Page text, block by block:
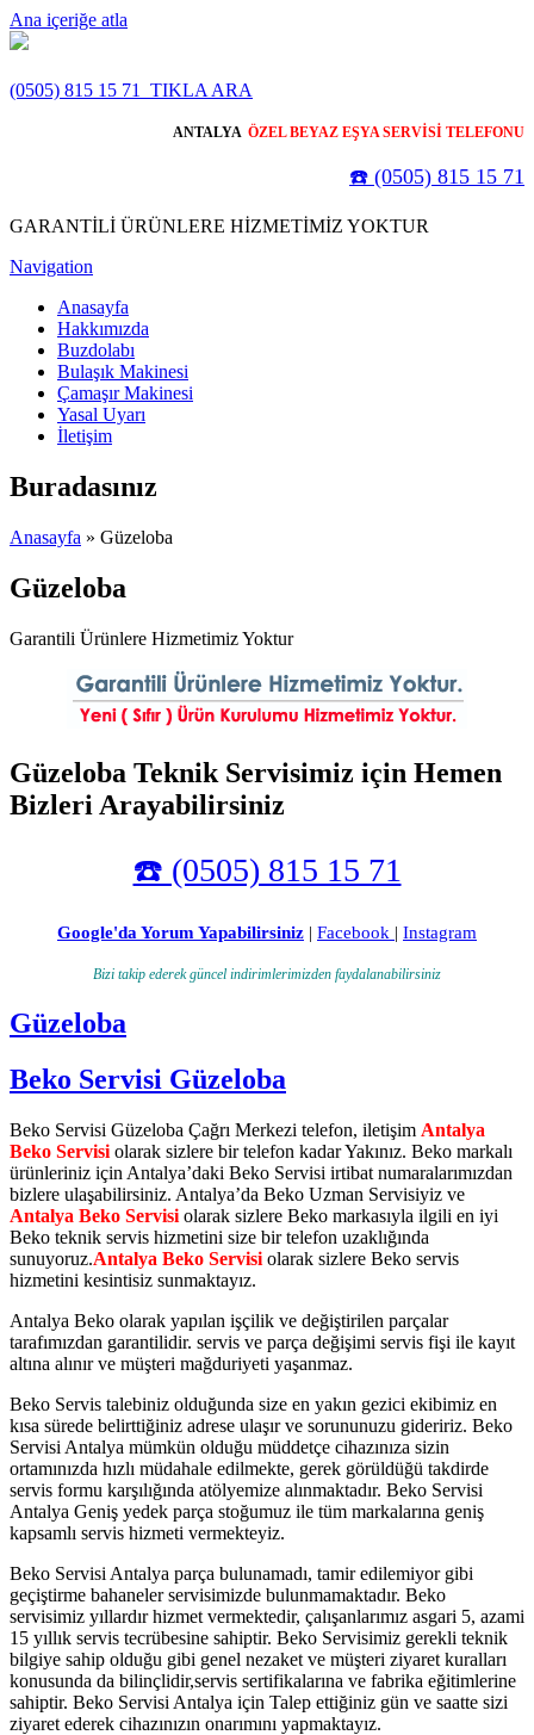
Ana içeriğe atla
(0505) 815 15 71 TIKLA ARA
ANTALYA ÖZEL BEYAZ EŞYA SERVİSİ TELEFONU
☎️ (0505) 815 15 71
GARANTİLİ ÜRÜNLERE HİZMETİMİZ YOKTUR
Navigation
Anasayfa
Hakkımızda
Buzdolabı
Bulaşık Makinesi
Çamaşır Makinesi
Yasal Uyarı
İletişim
Buradasınız
Anasayfa » Güzeloba
Güzeloba
Garantili Ürünlere Hizmetimiz Yoktur
Güzeloba Teknik Servisimiz için Hemen
Bizleri Arayabilirsiniz
☎️ (0505) 815 15 71
Google'da Yorum Yapabilirsiniz | Facebook | Instagram
Bizi takip ederek güncel indirimlerimizden faydalanabilirsiniz
Güzeloba
Beko Servisi Güzeloba
Beko Servisi Güzeloba Çağrı Merkezi telefon, iletişim Antalya
Beko Servisi olarak sizlere bir telefon kadar Yakınız. Beko markalı
ürünleriniz için Antalya’daki Beko Servisi irtibat numaralarımızdan
bizlere ulaşabilirsiniz. Antalya’da Beko Uzman Servisiyiz ve
Antalya Beko Servisi olarak sizlere Beko markasıyla ilgili en iyi
Beko teknik servis hizmetini size bir telefon uzaklığında
sunuyoruz.Antalya Beko Servisi olarak sizlere Beko servis
hizmetini kesintisiz sunmaktayız.
Antalya Beko olarak yapılan işçilik ve değiştirilen parçalar
tarafımızdan garantilidir. servis ve parça değişimi servis fişi ile kayıt
altına alınır ve müşteri mağduriyeti yaşanmaz.
Beko Servis talebiniz olduğunda size en yakın gezici ekibimiz en
kısa sürede belirttiğiniz adrese ulaşır ve sorununuzu gideririz. Beko
Servisi Antalya mümkün olduğu müddetçe cihazınıza sizin
ortamınızda hızlı müdahale edilmekte, gerek görüldüğü takdirde
servis formu karşılığında atölyemize alınmaktadır. Beko Servisi
Antalya Geniş yedek parça stoğumuz ile tüm markalarına geniş
kapsamlı servis hizmeti vermekteyiz.
Beko Servisi Antalya parça bulunamadı, tamir edilemiyor gibi
geçiştirme bahaneler servisimizde bulunmamaktadır. Beko
servisimiz yıllardır hizmet vermektedir, çalışanlarımız asgari 5, azami
15 yıllık servis tecrübesine sahiptir. Beko Servisimiz gerekli teknik
bilgiye sahip olduğu gibi genel nezaket ve müşteri ziyaret kuralları
konusunda da bilinçlidir,servis sertifikalarına ve fabrika eğitimlerine
sahiptir. Beko Servisi Antalya için Talep ettiğiniz gün ve saatte sizi
ziyaret ederek cihazınızın onarımını yapmaktayız.